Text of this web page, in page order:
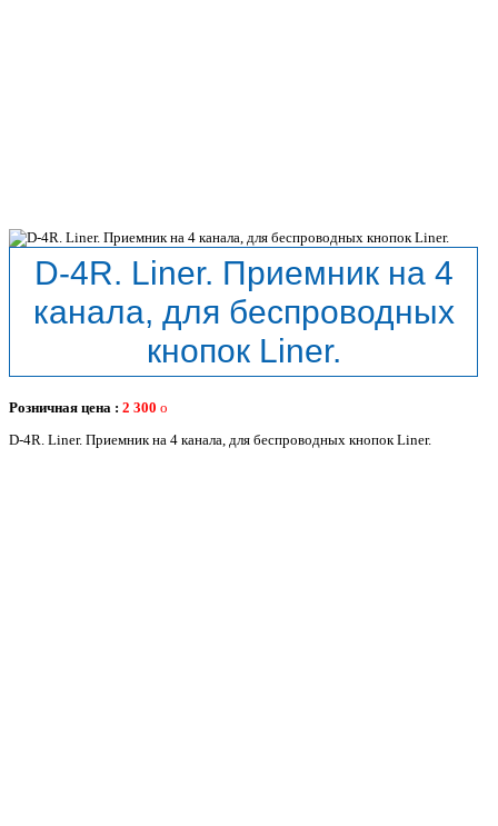
D-4R. Liner. Приемник на 4
канала, для беспроводных
кнопок Liner.
Розничная цена : 2 300
D-4R. Liner. Приемник на 4 канала, для беспроводных кнопок Liner.